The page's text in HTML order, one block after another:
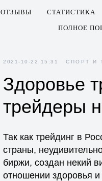
ОТЗЫВЫ СТАТИСТИКА
ПОЛНОЕ
2021-10-22 15:31 СПОРТ И
Здоровье
трейдеры
Так как трейдинг в
страны,
биржи, создан некий
отношении здоровья